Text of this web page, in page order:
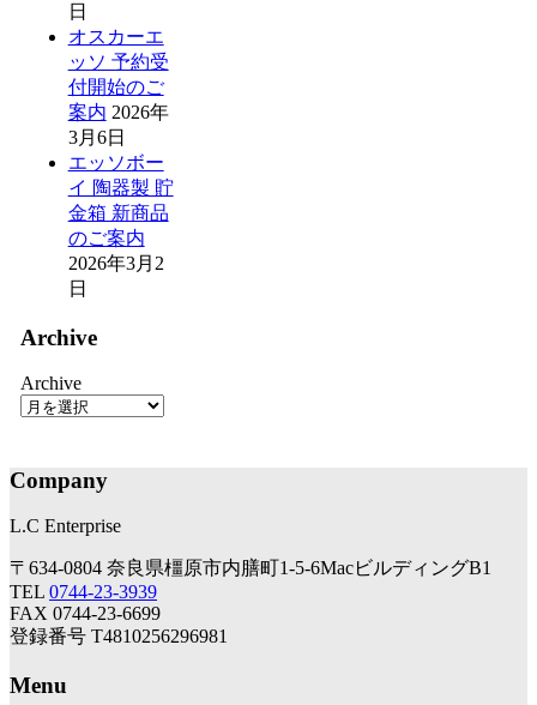
日
オスカーエ
ッソ 予約受
付開始のご
案内 2026年
3月6日
エッソボー
イ 陶器製 貯
金箱 新商品
のご案内
2026年3月2
日
Archive
Archive
Company
L.C Enterprise
〒634-0804 奈良県橿原市内膳町1-5-6MacビルディングB1
TEL 0744-23-3939
FAX 0744-23-6699
登録番号 T4810256296981
Menu